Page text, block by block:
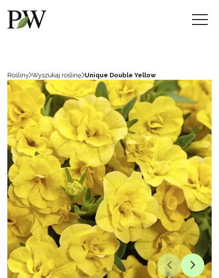
Rośliny Wyszukaj roślinę Unique Double Yellow